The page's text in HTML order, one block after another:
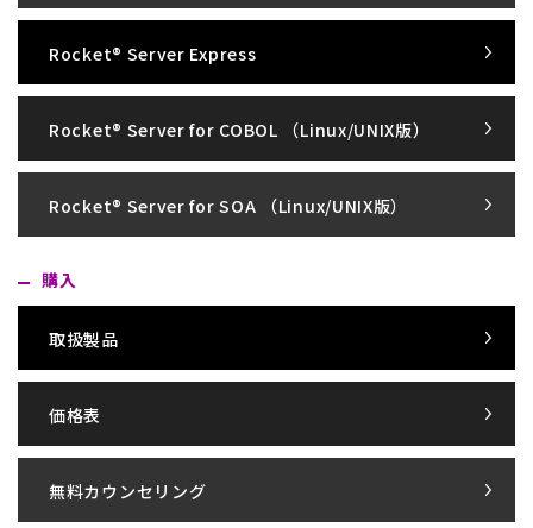
Rocket® Server Express
Rocket® Server for COBOL （Linux/UNIX版）
Rocket® Server for SOA （Linux/UNIX版）
購入
取扱製品
価格表
無料カウンセリング